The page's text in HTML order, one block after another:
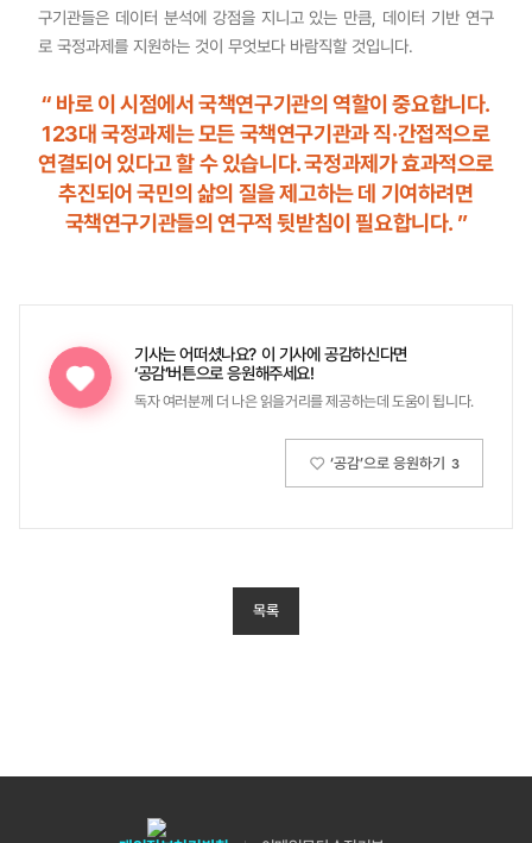
구기관들은 데이터 분석에 강점을 지니고 있는 만큼, 데이터 기반 연구
로 국정과제를 지원하는 것이 무엇보다 바람직할 것입니다.
“ 바로 이 시점에서 국책연구기관의 역할이 중요합니다.
123대 국정과제는 모든 국책연구기관과 직·간접적으로
연결되어 있다고 할 수 있습니다. 국정과제가 효과적으로
추진되어 국민의 삶의 질을 제고하는 데 기여하려면
국책연구기관들의 연구적 뒷받침이 필요합니다. ”
기사는 어떠셨나요? 이 기사에 공감하신다면
‘공감’버튼으로 응원해주세요!
독자 여러분께 더 나은 읽을거리를 제공하는데 도움이 됩니다.
‘공감’으로 응원하기 3
목록